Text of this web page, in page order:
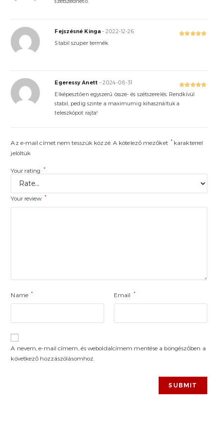
Fejszésné Kinga– 2022-12-26
Stabil szuper termék.
Rated5
Egeressy Anett – 2024-08-31
Elképesztően egyszerű össze- és szétszerelés. Rendkívül
stabil, pedig szinte a maximumig kihasználtuk a
teleszkópot rajta!
Az e-mail címet nem tesszük közzé. A kötelező mezőket *karakterrel
jelöltük
Your rating *
Your review *
Name * Email *
A nevem, e-mail címem, és weboldalcímem mentése a böngészőben a
következő hozzászólásomhoz.